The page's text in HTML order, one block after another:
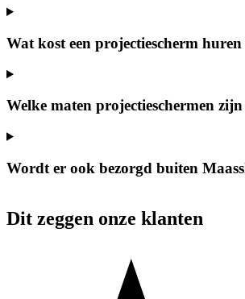
Wat kost een projectiescherm
Welke maten projectieschermen
Wordt er ook bezorgd buiten
Dit zeggen onze klanten